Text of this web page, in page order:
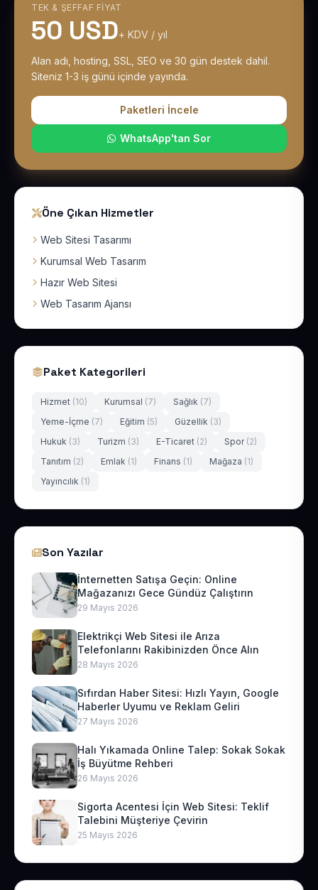
TEK & ŞEFFAF FIYAT
50 USD+ KDV / yıl
Alan adı, hosting, SSL, SEO ve 30 gün destek dahil.
Siteniz 1-3 iş günü içinde yayında.
Paketleri İncele
WhatsApp'tan Sor
Öne Çıkan Hizmetler
Web Sitesi Tasarımı
Kurumsal Web Tasarım
Hazır Web Sitesi
Web Tasarım Ajansı
Paket Kategorileri
Hizmet (10) Kurumsal (7) Sağlık (7)
Yeme-İçme (7) Eğitim (5) Güzellik (3)
Hukuk (3) Turizm (3) E-Ticaret (2) Spor (2)
Tanıtım (2) Emlak (1) Finans (1) Mağaza (1)
Yayıncılık (1)
Son Yazılar
İnternetten Satışa Geçin: Online
Mağazanızı Gece Gündüz Çalıştırın
29 Mayıs 2026
Elektrikçi Web Sitesi ile Arıza
Telefonlarını Rakibinizden Önce Alın
28 Mayıs 2026
Sıfırdan Haber Sitesi: Hızlı Yayın, Google
Haberler Uyumu ve Reklam Geliri
27 Mayıs 2026
Halı Yıkamada Online Talep: Sokak Sokak
İş Büyütme Rehberi
26 Mayıs 2026
Sigorta Acentesi İçin Web Sitesi: Teklif
Talebini Müşteriye Çevirin
25 Mayıs 2026